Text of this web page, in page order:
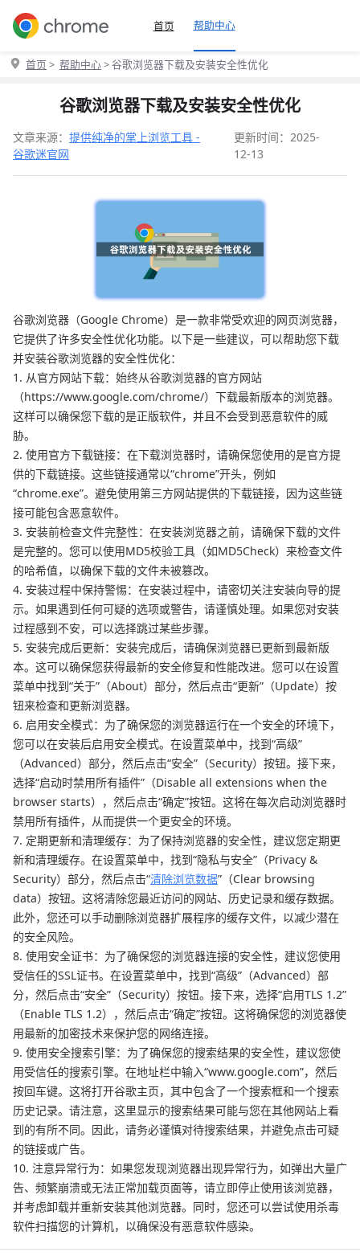
首页 帮助中心
首页 > 帮助中心> 谷歌浏览器下载及安装安全性优化
谷歌浏览器下载及安装安全性优化
文章来源： 提供纯净的掌上浏览工具 -
谷歌迷官网
更新时间：2025-
12-13
谷歌浏览器（Google Chrome）是一款非常受欢迎的网页浏览器，
它提供了许多安全性优化功能。以下是一些建议，可以帮助您下载
并安装谷歌浏览器的安全性优化：
1. 从官方网站下载：始终从谷歌浏览器的官方网站
（https://www.google.com/chrome/）下载最新版本的浏览器。
这样可以确保您下载的是正版软件，并且不会受到恶意软件的威
胁。
2. 使用官方下载链接：在下载浏览器时，请确保您使用的是官方提
供的下载链接。这些链接通常以“chrome”开头，例如
“chrome.exe”。避免使用第三方网站提供的下载链接，因为这些链
接可能包含恶意软件。
3. 安装前检查文件完整性：在安装浏览器之前，请确保下载的文件
是完整的。您可以使用MD5校验工具（如MD5Check）来检查文件
的哈希值，以确保下载的文件未被篡改。
4. 安装过程中保持警惕：在安装过程中，请密切关注安装向导的提
示。如果遇到任何可疑的选项或警告，请谨慎处理。如果您对安装
过程感到不安，可以选择跳过某些步骤。
5. 安装完成后更新：安装完成后，请确保浏览器已更新到最新版
本。这可以确保您获得最新的安全修复和性能改进。您可以在设置
菜单中找到“关于”（About）部分，然后点击“更新”（Update）按
钮来检查和更新浏览器。
6. 启用安全模式：为了确保您的浏览器运行在一个安全的环境下，
您可以在安装后启用安全模式。在设置菜单中，找到“高级”
（Advanced）部分，然后点击“安全”（Security）按钮。接下来，
选择“启动时禁用所有插件”（Disable all extensions when the
browser starts），然后点击“确定”按钮。这将在每次启动浏览器时
禁用所有插件，从而提供一个更安全的环境。
7. 定期更新和清理缓存：为了保持浏览器的安全性，建议您定期更
新和清理缓存。在设置菜单中，找到“隐私与安全”（Privacy &
Security）部分，然后点击“清除浏览数据”（Clear browsing
data）按钮。这将清除您最近访问的网站、历史记录和缓存数据。
此外，您还可以手动删除浏览器扩展程序的缓存文件，以减少潜在
的安全风险。
8. 使用安全证书：为了确保您的浏览器连接的安全性，建议您使用
受信任的SSL证书。在设置菜单中，找到“高级”（Advanced）部
分，然后点击“安全”（Security）按钮。接下来，选择“启用TLS 1.2”
（Enable TLS 1.2），然后点击“确定”按钮。这将确保您的浏览器使
用最新的加密技术来保护您的网络连接。
9. 使用安全搜索引擎：为了确保您的搜索结果的安全性，建议您使
用受信任的搜索引擎。在地址栏中输入“www.google.com”，然后
按回车键。这将打开谷歌主页，其中包含了一个搜索框和一个搜索
历史记录。请注意，这里显示的搜索结果可能与您在其他网站上看
到的有所不同。因此，请务必谨慎对待搜索结果，并避免点击可疑
的链接或广告。
10. 注意异常行为：如果您发现浏览器出现异常行为，如弹出大量广
告、频繁崩溃或无法正常加载页面等，请立即停止使用该浏览器，
并考虑卸载并重新安装其他浏览器。同时，您还可以尝试使用杀毒
软件扫描您的计算机，以确保没有恶意软件感染。